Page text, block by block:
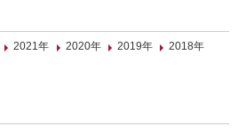
2021年 2020年 2019年
2018年